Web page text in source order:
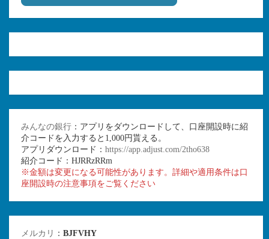
みんなの銀行 ：アプリをダウンロードして、口座開設時に紹
介コードを入力すると1,000円貰える。
アプリダウンロード： https://app.adjust.com/2tho638
紹介コード：HJRRzRRm
※金額は変更になる可能性があります。詳細や適用条件は口
座開設時の注意事項をご覧ください
メルカリ ： BJFVHY